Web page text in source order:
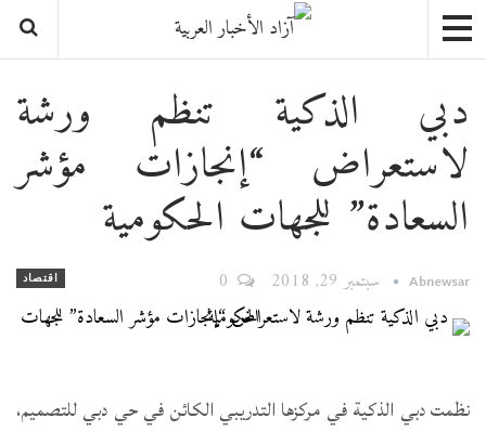
دبي الذكية تنظم ورشة
لاستعراض “إنجازات مؤشر
السعادة” للجهات الحكومية
اقتصاد Abnewsar سبتمبر 29, 2018
نظمت دبي الذكية في مركزها التدريبي الكائن في حي دبي للتصميم،